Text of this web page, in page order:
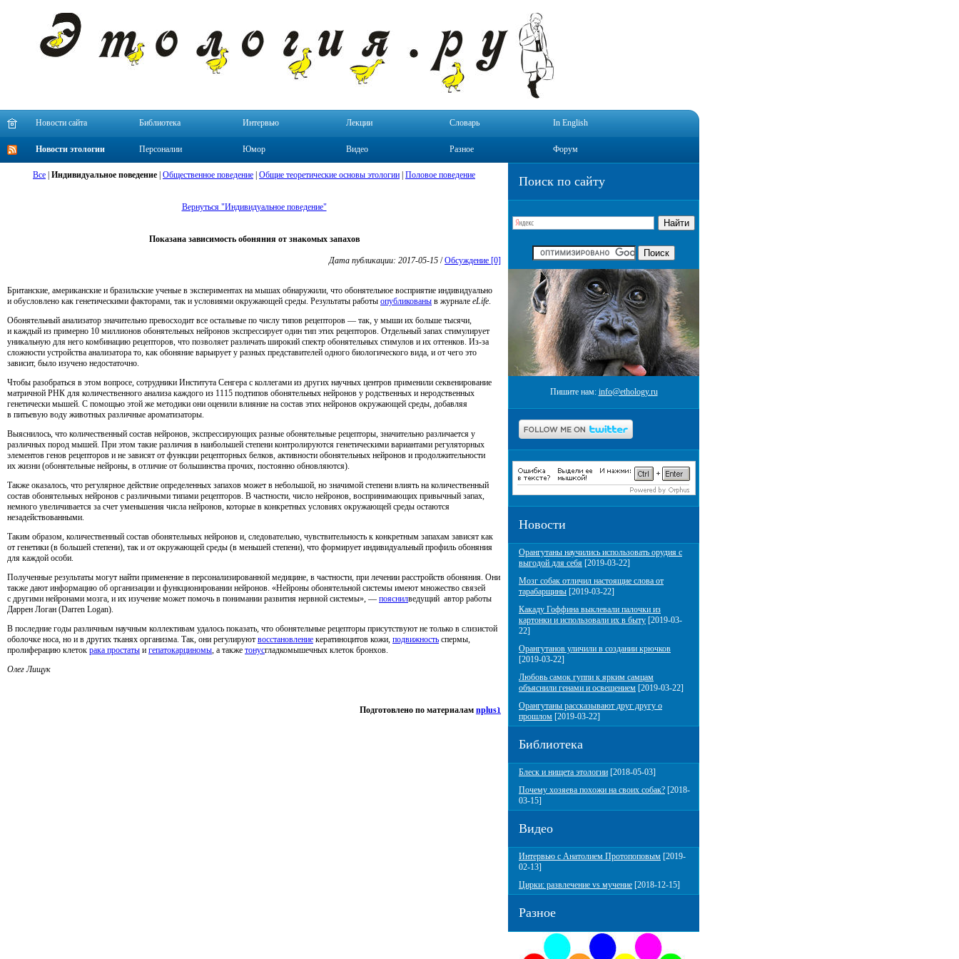
Новости сайта Библиотека Интервью Лекции Словарь In English
Новости этологии Персоналии Юмор Видео Разное Форум
Поиск по сайту
Пишите нам: info@ethology.ru
Новости
Орангутаны научились использовать орудия с
выгодой для себя [2019-03-22]
Мозг собак отличил настоящие слова от
тарабарщины [2019-03-22]
Какаду Гоффина выклевали палочки из
картонки и использовали их в быту [2019-03-
22]
Орангутанов уличили в создании крючков
[2019-03-22]
Любовь самок гуппи к ярким самцам
объяснили генами и освещением [2019-03-22]
Орангутаны рассказывают друг другу о
прошлом [2019-03-22]
Библиотека
Блеск и нищета этологии [2018-05-03]
Почему хозяева похожи на своих собак? [2018-
03-15]
Видео
Интервью с Анатолием Протопоповым [2019-
02-13]
Цирки: развлечение vs мучение [2018-12-15]
Разное
Все Индивидуальное поведение Общественное поведение Общие теоретические основы этологии Половое поведение
Вернуться "Индивидуальное поведение"
Показана зависимость обоняния от знакомых запахов
Дата публикации: 2017-05-15 /Обсуждение [0]
Британские, американские и бразильские ученые в экспериментах на мышах обнаружили, что обонятельное восприятие индивидуально
и обусловлено как генетическими факторами, так и условиями окружающей среды. Результаты работы опубликованы в журнале eLife.
Обонятельный анализатор значительно превосходит все остальные по числу типов рецепторов — так, у мыши их больше тысячи,
и каждый из примерно 10 миллионов обонятельных нейронов экспрессирует один тип этих рецепторов. Отдельный запах стимулирует
уникальную для него комбинацию рецепторов, что позволяет различать широкий спектр обонятельных стимулов и их оттенков. Из-за
сложности устройства анализатора то, как обоняние варьирует у разных представителей одного биологического вида, и от чего это
зависит, было изучено недостаточно.
Чтобы разобраться в этом вопросе, сотрудники Института Сенгера с коллегами из других научных центров применили секвенирование
матричной РНК для количественного анализа каждого из 1115 подтипов обонятельных нейронов у родственных и неродственных
генетически мышей. С помощью этой же методики они оценили влияние на состав этих нейронов окружающей среды, добавляя
в питьевую воду животных различные ароматизаторы.
Выяснилось, что количественный состав нейронов, экспрессирующих разные обонятельные рецепторы, значительно различается у
различных пород мышей. При этом такие различия в наибольшей степени контролируются генетическими вариантами регуляторных
элементов генов рецепторов и не зависят от функции рецепторных белков, активности обонятельных нейронов и продолжительности
их жизни (обонятельные нейроны, в отличие от большинства прочих, постоянно обновляются).
Также оказалось, что регулярное действие определенных запахов может в небольшой, но значимой степени влиять на количественный
состав обонятельных нейронов с различными типами рецепторов. В частности, число нейронов, воспринимающих привычный запах,
немного увеличивается за счет уменьшения числа нейронов, которые в конкретных условиях окружающей среды остаются
незадействованными.
Таким образом, количественный состав обонятельных нейронов и, следовательно, чувствительность к конкретным запахам зависят как
от генетики (в большей степени), так и от окружающей среды (в меньшей степени), что формирует индивидуальный профиль обоняния
для каждой особи.
Полученные результаты могут найти применение в персонализированной медицине, в частности, при лечении расстройств обоняния. Они
также дают информацию об организации и функционировании нейронов. «Нейроны обонятельной системы имеют множество связей
с другими нейронами мозга, и их изучение может помочь в понимании развития нервной системы», — пояснилведущий автор работы
Даррен Логан (Darren Logan).
В последние годы различным научным коллективам удалось показать, что обонятельные рецепторы присутствуют не только в слизистой
оболочке носа, но и в других тканях организма. Так, они регулируют восстановление кератиноцитов кожи, подвижность спермы,
пролиферацию клеток рака простаты и гепатокарциномы, а также тонусгладкомышечных клеток бронхов.
Олег Лищук
Подготовлено по материалам nplus1